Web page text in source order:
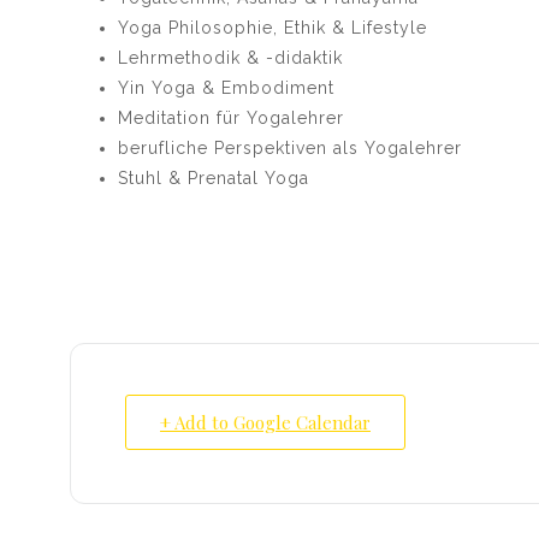
Yoga Philosophie, Ethik & Lifestyle
Lehrmethodik & -didaktik
Yin Yoga & Embodiment
Meditation für Yogalehrer
berufliche Perspektiven als Yogalehrer
Stuhl & Prenatal Yoga
+ Add to Google Calendar